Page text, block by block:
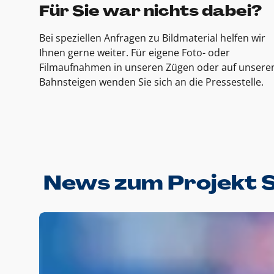
Für Sie war nichts dabei?
Bei speziellen Anfragen zu Bildmaterial helfen wir
Ihnen gerne weiter. Für eigene Foto- oder
Filmaufnahmen in unseren Zügen oder auf
Bahnsteigen wenden Sie sich an die Pressestelle.
News zum Projekt